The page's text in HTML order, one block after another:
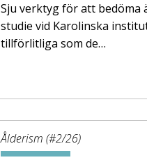
Sju verktyg för att bedöma
studie vid Karolinska
tillförlitliga som de…
Ålderism (#2/26)